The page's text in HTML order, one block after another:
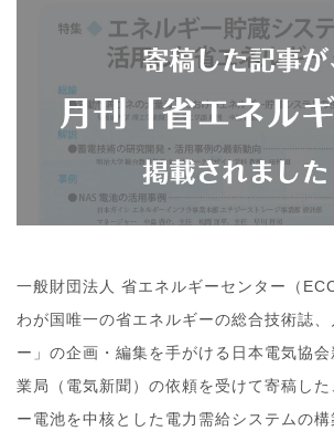
一般財団法人 省エネルギーセンター（
わが国唯一の省エネルギーの総合技術誌
ー」の企画・編集を手がける日本電気協
業局（電気新聞）の依頼を受けて寄稿し
ー電池を中核とした電力需給システムの構